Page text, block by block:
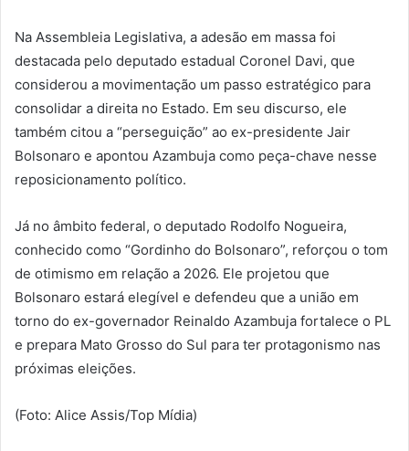
Na Assembleia Legislativa, a adesão em massa foi
destacada pelo deputado estadual Coronel Davi, que
considerou a movimentação um passo estratégico para
consolidar a direita no Estado. Em seu discurso, ele
também citou a “perseguição” ao ex-presidente Jair
Bolsonaro e apontou Azambuja como peça-chave nesse
reposicionamento político.
Já no âmbito federal, o deputado Rodolfo Nogueira,
conhecido como “Gordinho do Bolsonaro”, reforçou o tom
de otimismo em relação a 2026. Ele projetou que
Bolsonaro estará elegível e defendeu que a união em
torno do ex-governador Reinaldo Azambuja fortalece o PL
e prepara Mato Grosso do Sul para ter protagonismo nas
próximas eleições.
(Foto: Alice Assis/Top Mídia)